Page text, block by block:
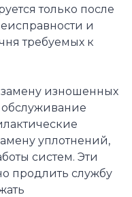
только после
и
требуемых к
изношенных
обслуживание
уплотнений,
систем. Эти
продлить службу